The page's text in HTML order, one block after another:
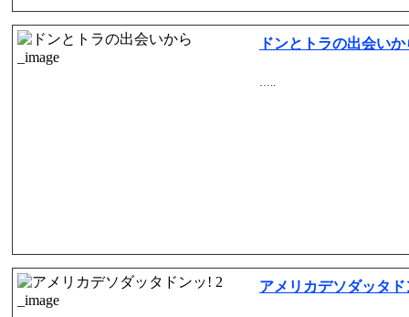
ドンとトラの出会いか
…..
アメリカデソダッタド